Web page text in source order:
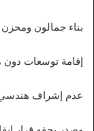
بناء جمالون
إقامة توسعات دون
عدم إشراف هندسي